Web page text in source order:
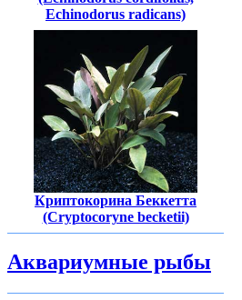
Echinodorus radicans)
Криптокорина Беккетта
(Cryptocoryne becketii)
Аквариумные рыбы